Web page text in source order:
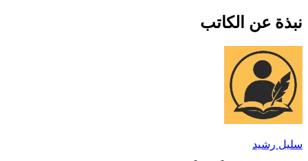
نبذة عن الكاتب
سليل رشيد